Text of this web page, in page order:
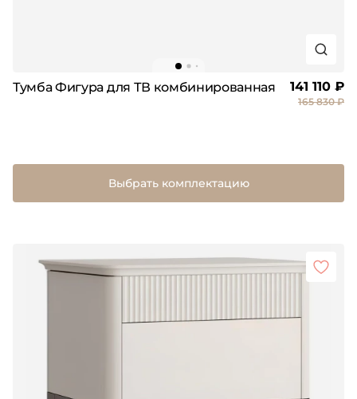
Тумба Фигура для ТВ комбинированная 141 110 ₽
165 830 ₽
Выбрать комплектацию